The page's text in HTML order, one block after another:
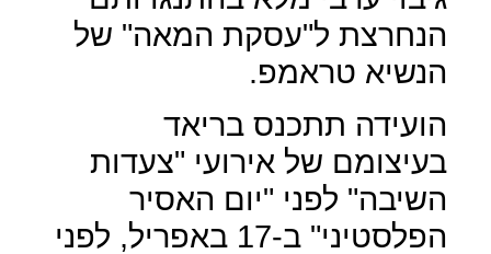
הנחרצת ל"עסקת המאה" של
הנשיא טראמפ.
הועידה תתכנס בריאד
בעיצומם של אירועי "צעדות
השיבה" לפני "יום האסיר
הפלסטיני" ב-17 באפריל, לפני